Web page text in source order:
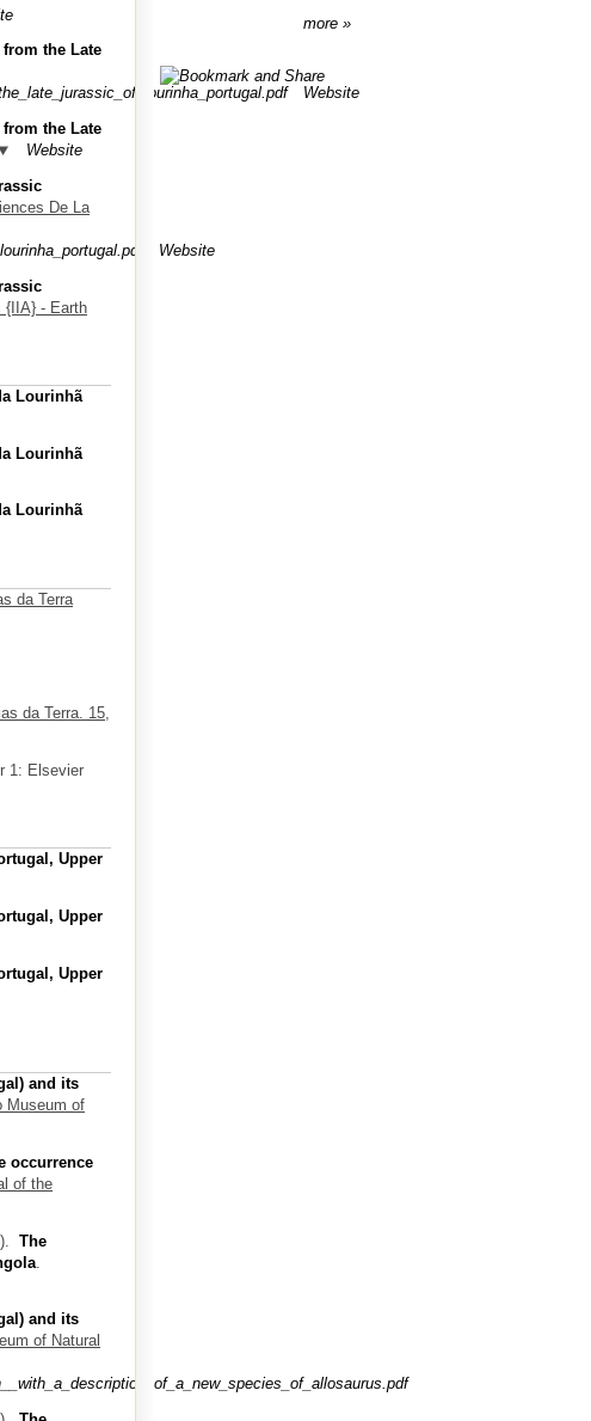
the Late
Website
the Late
Website
De La
Website
{IIA} - Earth
Lourinhã
Lourinhã
Lourinhã
da Terra
da Terra. 15,
1: Elsevier
Upper
Upper
Upper
and its
Museum of
occurrence
of the
The
and its
of Natural
more